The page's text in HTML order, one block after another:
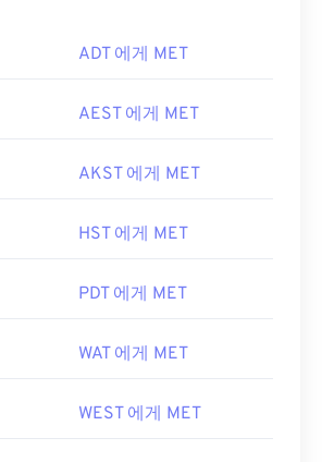
ADT 에게 MET
AEST 에게 MET
AKST 에게 MET
HST 에게 MET
PDT 에게 MET
WAT 에게 MET
WEST 에게 MET